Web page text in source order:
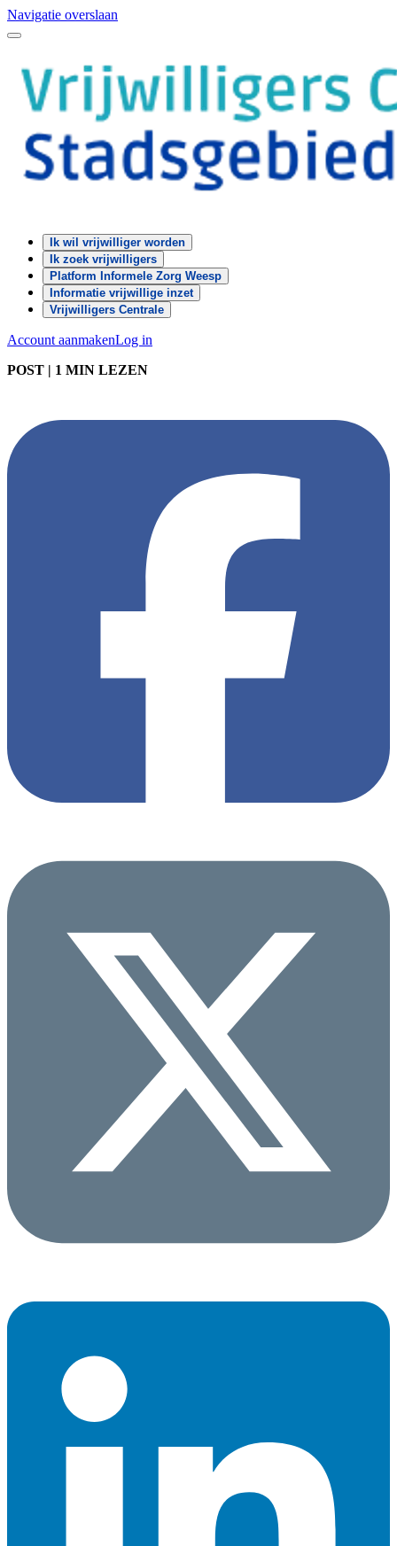
Navigatie overslaan
Ik wil vrijwilliger worden
Ik zoek vrijwilligers
Platform Informele Zorg Weesp
Informatie vrijwillige inzet
Vrijwilligers Centrale
Account aanmakenLog in
POST | 1 MIN LEZEN